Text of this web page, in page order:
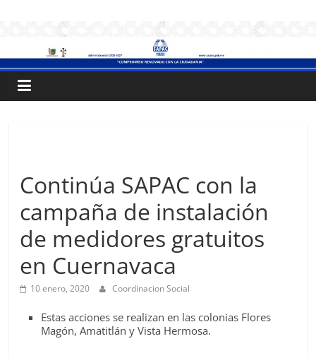
S
A
A
C
:.
Sistema
Agua
Potable
Continúa SAPAC con la
campaña de instalación
de medidores gratuitos
en Cuernavaca
10 enero, 2020 Coordinacion Social
Estas acciones se realizan en las colonias Flores
Magón, Amatitlán y Vista Hermosa.